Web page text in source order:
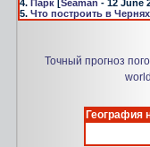
4. Парк[Seaman - 12 June
5. Что построить в
Точный прогноз
География